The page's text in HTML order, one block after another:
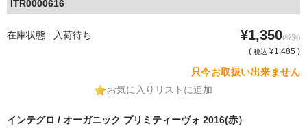
ITR0000616
在庫状態 : 入荷待ち ¥1,350(税別)
( 税込 ¥1,485 )
只今お取扱い出来ません
お気に入りリストに追加
インテグロ / オーガニック プリミティーヴォ 2016(赤）